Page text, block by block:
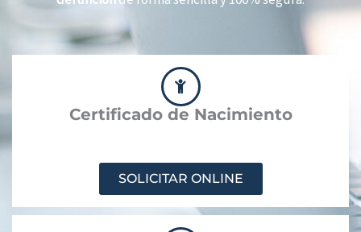
Certificado de Nacimiento
SOLICITAR ONLINE